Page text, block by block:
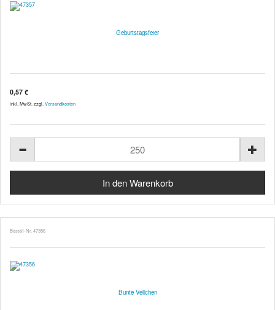
Geburtstagsfeier
0,57 €
inkl. MwSt. zzgl. Versandkosten
Bestell-Nr. 47356
Bunte Veilchen